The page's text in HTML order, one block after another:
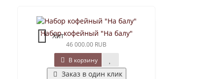
Хит
Набор кофейный "На балу"
46 000.00 RUB
В корзину
Заказ в один клик